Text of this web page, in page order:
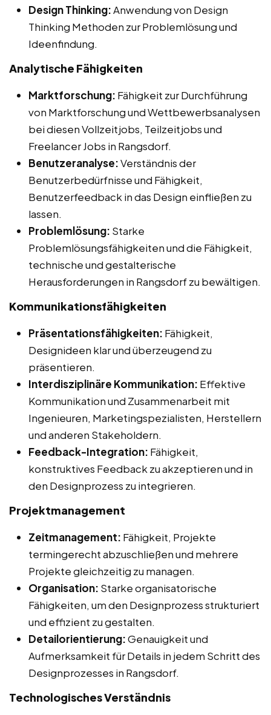
Design Thinking:Anwendung von Design
Thinking Methoden zur Problemlösung und
Ideenfindung.
Analytische Fähigkeiten
Marktforschung: Fähigkeit zur Durchführung
von Marktforschung und Wettbewerbsanalysen
bei diesen Vollzeitjobs, Teilzeitjobs und
Freelancer Jobs in Rangsdorf.
Benutzeranalyse:Verständnis der
Benutzerbedürfnisse und Fähigkeit,
Benutzerfeedback in das Design einfließen zu
lassen.
Problemlösung: Starke
Problemlösungsfähigkeiten und die Fähigkeit,
technische und gestalterische
Herausforderungen in Rangsdorf zu bewältigen.
Kommunikationsfähigkeiten
Präsentationsfähigkeiten: Fähigkeit,
Designideen klar und überzeugend zu
präsentieren.
Interdisziplinäre Kommunikation: Effektive
Kommunikation und Zusammenarbeit mit
Ingenieuren, Marketingspezialisten, Herstellern
und anderen Stakeholdern.
Feedback-Integration: Fähigkeit,
konstruktives Feedback zu akzeptieren und in
den Designprozess zu integrieren.
Projektmanagement
Zeitmanagement: Fähigkeit, Projekte
termingerecht abzuschließen und mehrere
Projekte gleichzeitig zu managen.
Organisation: Starke organisatorische
Fähigkeiten, um den Designprozess strukturiert
und effizient zu gestalten.
Detailorientierung:Genauigkeit und
Aufmerksamkeit für Details in jedem Schritt des
Designprozesses in Rangsdorf.
Technologisches Verständnis